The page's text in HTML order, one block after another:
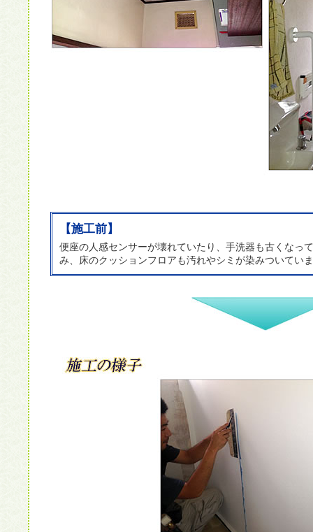
【施工前】
便座の人感センサーが壊れていたり、手洗器も古くなっ
み、床のクッションフロアも汚れやシミが染みついてい